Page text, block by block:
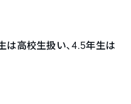
は高校生扱い、4.5年生は